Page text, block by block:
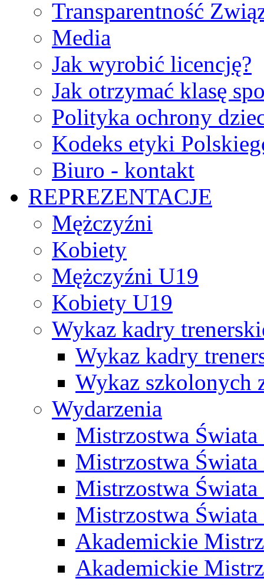
Transparentność
Media
Jak wyrobić licencję?
Jak otrzymać klasę
Polityka ochrony
Kodeks etyki
Biuro - kontakt
REPREZENTACJE
Mężczyźni
Kobiety
Mężczyźni U19
Kobiety U19
Wykaz kadry
Wykaz kadry
Wykaz szkolonych
Wydarzenia
Mistrzostwa
Mistrzostwa
Mistrzostwa
Mistrzostwa
Akademickie
Akademickie